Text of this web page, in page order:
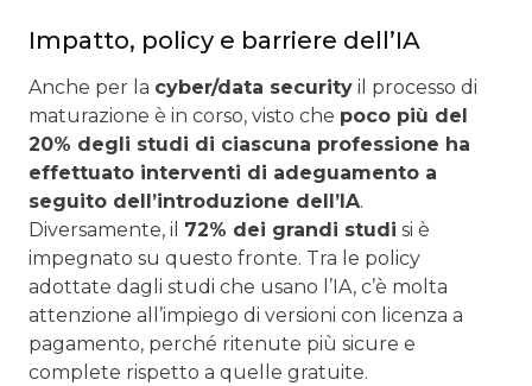
Impatto, policy e barriere dell’IA
Anche per la cyber/data security il processo di
maturazione è in corso, visto che poco più del
20% degli studi di ciascuna professione ha
effettuato interventi di adeguamento a
seguito dell’introduzione dell’IA.
Diversamente, il 72% dei grandi studi si è
impegnato su questo fronte. Tra le policy
adottate dagli studi che usano l’IA, c’è molta
attenzione all’impiego di versioni con licenza a
pagamento, perché ritenute più sicure e
complete rispetto a quelle gratuite.